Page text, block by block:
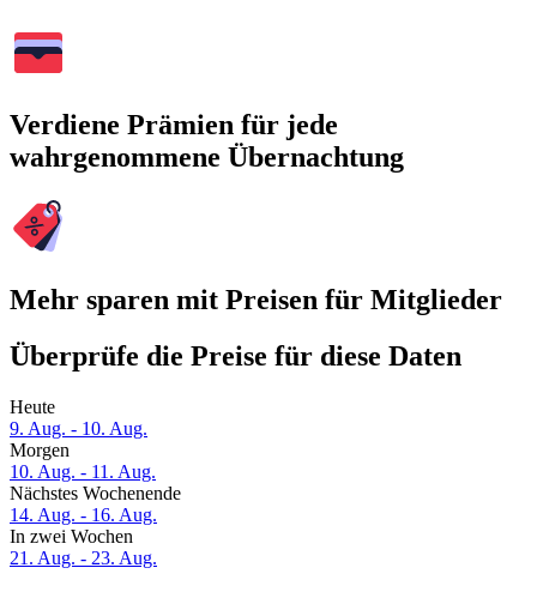
Verdiene Prämien für jede
wahrgenommene Übernachtung
Mehr sparen mit Preisen für Mitglieder
Überprüfe die Preise für diese Daten
Heute
9. Aug. - 10. Aug.
Morgen
10. Aug. - 11. Aug.
Nächstes Wochenende
14. Aug. - 16. Aug.
In zwei Wochen
21. Aug. - 23. Aug.